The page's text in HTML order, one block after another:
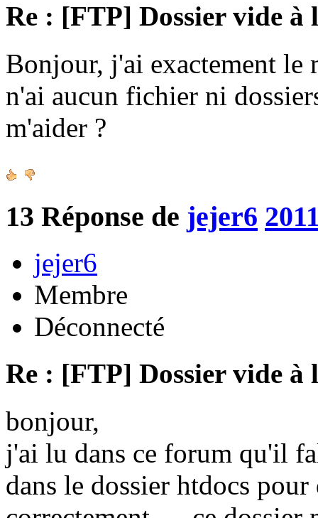
Re : [FTP] Dossier vide à
Bonjour, j'ai exactement le
n'ai aucun fichier ni
m'aider ?
13 Réponse de jejer6
jejer6
Membre
Déconnecté
Re : [FTP] Dossier vide à
bonjour,
j'ai lu dans ce forum qu'il
dans le dossier htdocs